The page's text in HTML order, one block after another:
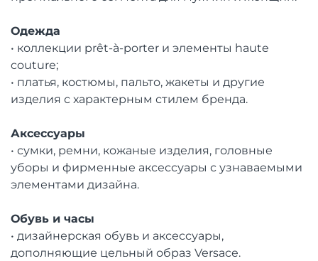
Одежда
• коллекции prêt-à-porter и элементы haute
couture;
• платья, костюмы, пальто, жакеты и другие
изделия с характерным стилем бренда.
Аксессуары
• сумки, ремни, кожаные изделия, головные
уборы и фирменные аксессуары с узнаваемыми
элементами дизайна.
Обувь и часы
• дизайнерская обувь и аксессуары,
дополняющие цельный образ Versace.